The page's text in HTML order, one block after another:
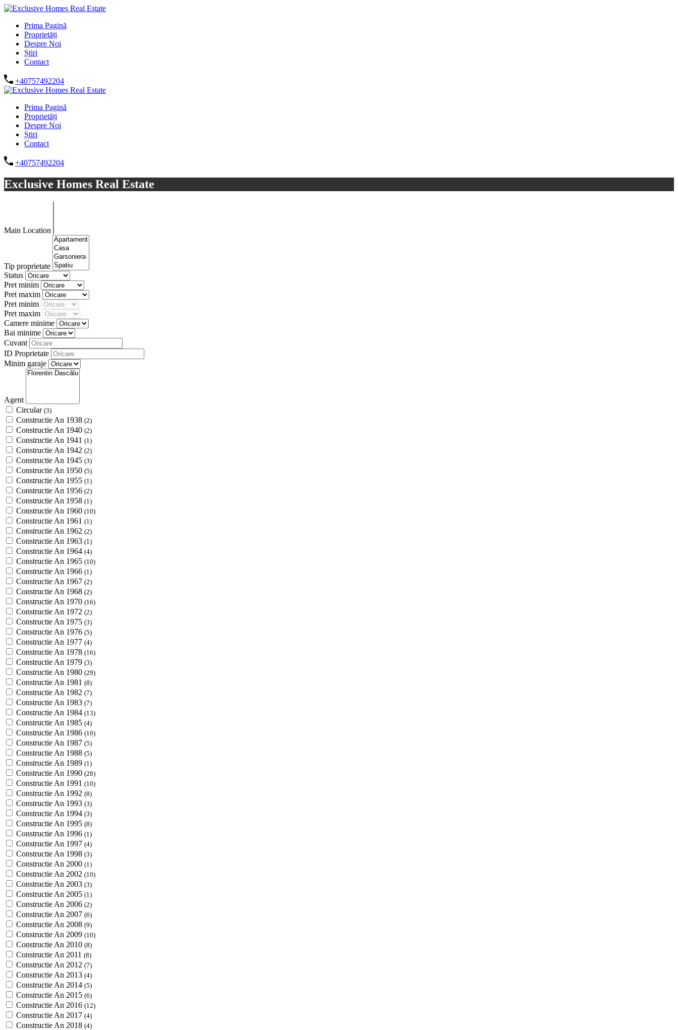
Prima Pagină
Proprietăți
Despre Noi
Știri
Contact
+40757492204
Prima Pagină
Proprietăți
Despre Noi
Știri
Contact
+40757492204
Exclusive Homes Real Estate
Main Location
Tip proprietate
Status
Pret minim
Pret maxim
Pret minim
Pret maxim
Camere minime
Bai minime
Cuvant
ID Proprietate
Minim garaje
Agent
Circular (3)
Constructie An 1938 (2)
Constructie An 1940 (2)
Constructie An 1941 (1)
Constructie An 1942 (2)
Constructie An 1945 (3)
Constructie An 1950 (5)
Constructie An 1955 (1)
Constructie An 1956 (2)
Constructie An 1958 (1)
Constructie An 1960 (10)
Constructie An 1961 (1)
Constructie An 1962 (2)
Constructie An 1963 (1)
Constructie An 1964 (4)
Constructie An 1965 (10)
Constructie An 1966 (1)
Constructie An 1967 (2)
Constructie An 1968 (2)
Constructie An 1970 (16)
Constructie An 1972 (2)
Constructie An 1975 (3)
Constructie An 1976 (5)
Constructie An 1977 (4)
Constructie An 1978 (16)
Constructie An 1979 (3)
Constructie An 1980 (29)
Constructie An 1981 (8)
Constructie An 1982 (7)
Constructie An 1983 (7)
Constructie An 1984 (13)
Constructie An 1985 (4)
Constructie An 1986 (10)
Constructie An 1987 (5)
Constructie An 1988 (5)
Constructie An 1989 (1)
Constructie An 1990 (28)
Constructie An 1991 (10)
Constructie An 1992 (8)
Constructie An 1993 (3)
Constructie An 1994 (3)
Constructie An 1995 (8)
Constructie An 1996 (1)
Constructie An 1997 (4)
Constructie An 1998 (3)
Constructie An 2000 (1)
Constructie An 2002 (10)
Constructie An 2003 (3)
Constructie An 2005 (1)
Constructie An 2006 (2)
Constructie An 2007 (6)
Constructie An 2008 (9)
Constructie An 2009 (10)
Constructie An 2010 (8)
Constructie An 2011 (8)
Constructie An 2012 (7)
Constructie An 2013 (4)
Constructie An 2014 (5)
Constructie An 2015 (6)
Constructie An 2016 (12)
Constructie An 2017 (4)
Constructie An 2018 (4)